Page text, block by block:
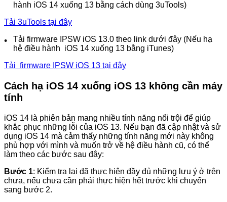
hành iOS 14 xuống 13 bằng cách dùng 3uTools)
Tải 3uTools tại đây
Tải firmware IPSW iOS 13.0 theo link dưới đây (Nếu hạ
hệ điều hành iOS 14 xuống 13 bằng iTunes)
Tải firmware IPSW iOS 13 tại đây
Cách hạ iOS 14 xuống iOS 13 không cần máy
tính
iOS 14 là phiên bản mang nhiều tính năng nổi trội để giúp
khắc phục những lỗi của iOS 13. Nếu bạn đã cập nhật và sử
dụng iOS 14 mà cảm thấy những tính năng mới này không
phù hợp với mình và muốn trở về hệ điều hành cũ, có thể
làm theo các bước sau đây:
Bước 1: Kiểm tra lại đã thực hiện đầy đủ những lưu ý ở trên
chưa, nếu chưa cần phải thực hiện hết trước khi chuyển
sang bước 2.